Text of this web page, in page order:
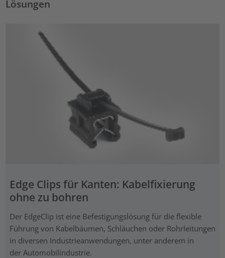
Lösungen
Edge Clips für Kanten: Kabelfixierung
ohne zu bohren
Der EdgeClip ist eine Befestigungslösung für die flexible
Führung von Kabelbäumen, Schläuchen oder Rohrleitungen
in diversen Industrieanwendungen, unter anderem in
der Automobilindustrie.